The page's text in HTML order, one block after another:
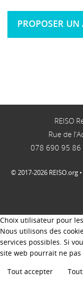
PROPOSER UN
REISO
Rue de
078 690 95 86
© 2017-2026 REISO.org
Choix utilisateur pour
Nous utilisons des
services possibles. Si
site web pourrait ne
Tout accepter